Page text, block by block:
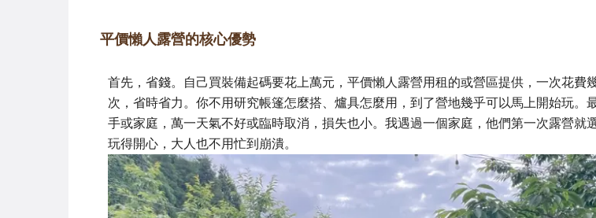
平價懶人露營的核心優勢
首先，省錢。自己買裝備起碼要花上萬元，平價懶人露營用租的或營區提供，一次花費
次，省時省力。你不用研究帳篷怎麼搭、爐具怎麼用，到了營地幾乎可以馬上開始玩。
手或家庭，萬一天氣不好或臨時取消，損失也小。我遇過一個家庭，他們第一次露營就
玩得開心，大人也不用忙到崩潰。